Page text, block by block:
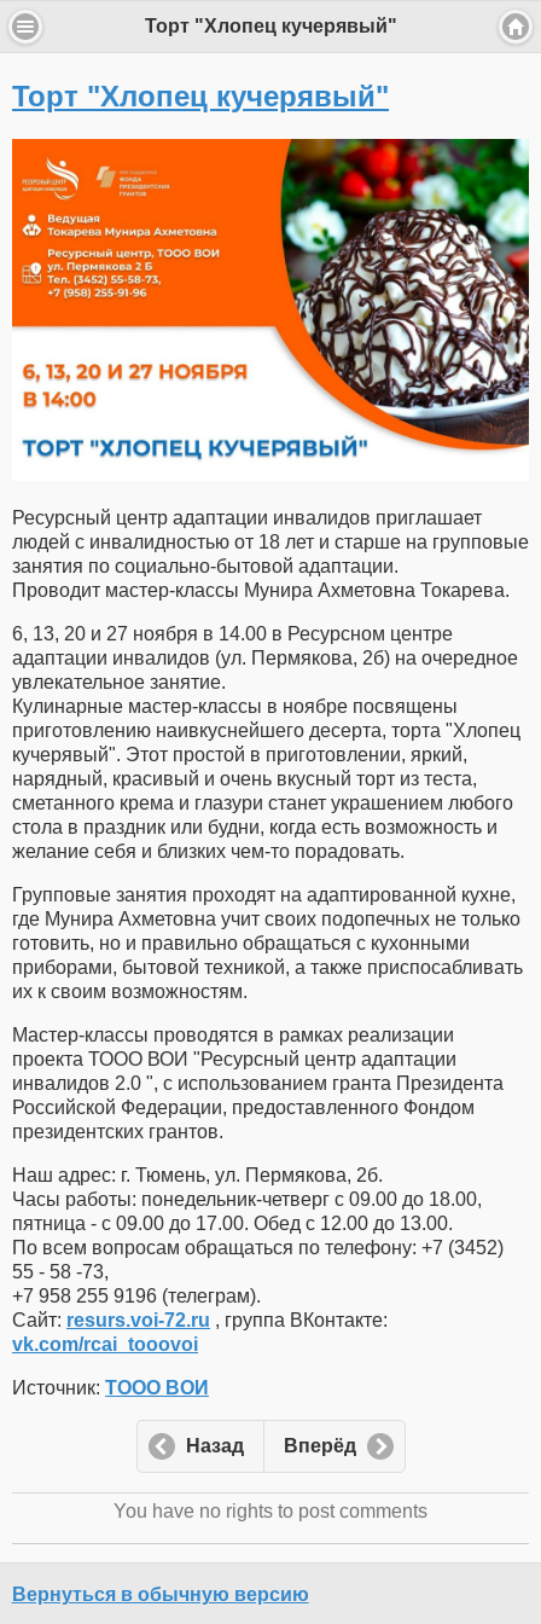
Торт "Хлопец кучерявый"
Торт "Хлопец кучерявый"
Ресурсный центр адаптации инвалидов приглашает
людей с инвалидностью от 18 лет и старше на групповые
занятия по социально-бытовой адаптации.
Проводит мастер-классы Мунира Ахметовна Токарева.
6, 13, 20 и 27 ноября в 14.00 в Ресурсном центре
адаптации инвалидов (ул. Пермякова, 2б) на очередное
увлекательное занятие.
Кулинарные мастер-классы в ноябре посвящены
приготовлению наивкуснейшего десерта, торта "Хлопец
кучерявый". Этот простой в приготовлении, яркий,
нарядный, красивый и очень вкусный торт из теста,
сметанного крема и глазури станет украшением любого
стола в праздник или будни, когда есть возможность и
желание себя и близких чем-то порадовать.
Групповые занятия проходят на адаптированной кухне,
где Мунира Ахметовна учит своих подопечных не только
готовить, но и правильно обращаться с кухонными
приборами, бытовой техникой, а также приспосабливать
их к своим возможностям.
Мастер-классы проводятся в рамках реализации
проекта ТООО ВОИ "Ресурсный центр адаптации
инвалидов 2.0 ", с использованием гранта Президента
Российской Федерации, предоставленного Фондом
президентских грантов.
Наш адрес: г. Тюмень, ул. Пермякова, 2б.
Часы работы: понедельник-четверг с 09.00 до 18.00,
пятница - с 09.00 до 17.00. Обед с 12.00 до 13.00.
По всем вопросам обращаться по телефону: +7 (3452)
55 - 58 -73,
+7 958 255 9196 (телеграм).
Сайт: resurs.voi-72.ru , группа ВКонтакте:
vk.com/rcai_tooovoi
Источник: ТООО ВОИ
Назад Вперёд
You have no rights to post comments
Вернуться в обычную версию